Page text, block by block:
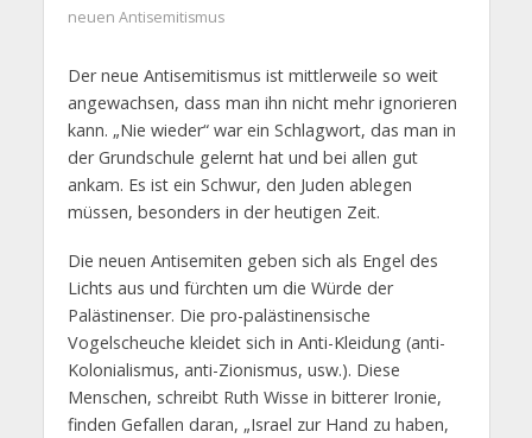
neuen Antisemitismus
Der neue Antisemitismus ist mittlerweile so weit
angewachsen, dass man ihn nicht mehr ignorieren
kann. „Nie wieder“ war ein Schlagwort, das man in
der Grundschule gelernt hat und bei allen gut
ankam. Es ist ein Schwur, den Juden ablegen
müssen, besonders in der heutigen Zeit.
Die neuen Antisemiten geben sich als Engel des
Lichts aus und fürchten um die Würde der
Palästinenser. Die pro-palästinensische
Vogelscheuche kleidet sich in Anti-Kleidung (anti-
Kolonialismus, anti-Zionismus, usw.). Diese
Menschen, schreibt Ruth Wisse in bitterer Ironie,
finden Gefallen daran, „Israel zur Hand zu haben,